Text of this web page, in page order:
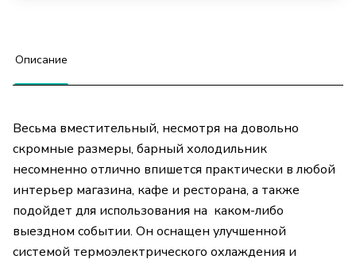
Описание
Весьма вместительный, несмотря на довольно
скромные размеры, барный холодильник
несомненно отлично впишется практически в любой
интерьер магазина, кафе и ресторана, а также
подойдет для использования на каком-либо
выездном событии. Он оснащен улучшенной
системой термоэлектрического охлаждения и